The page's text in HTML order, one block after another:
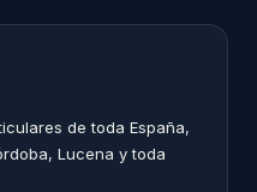
de toda España,
Lucena y toda